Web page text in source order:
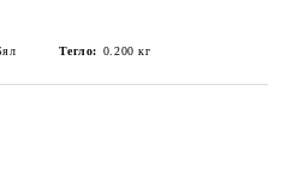
Тегло: 0.200 кг